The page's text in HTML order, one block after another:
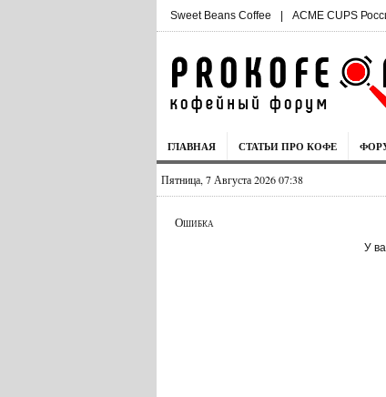
Sweet Beans Coffee | ACME CUPS
ГЛАВНАЯ СТАТЬИ ПРО КОФЕ
Пятница, 7 Августа 2026 07:38
Ошибка
У